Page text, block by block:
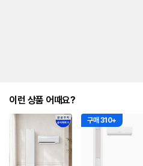
이런 상품 어때요?
구매 310+